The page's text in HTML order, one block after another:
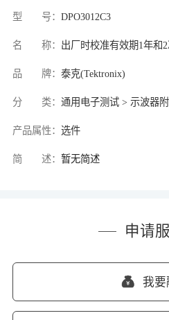
型 号： DPO3012C3
名 称： 出厂时校准有效期1年和
品 牌： 泰克(Tektronix)
分 类： 通用电子测试 > 示波器
产品属性： 选件
简 述： 暂无简述
申请
我要